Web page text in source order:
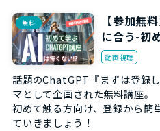
無料
【参加無
に合う-初
動画視聴
話題のChatGPT『まずは登録
マとして企画された無料講座。
初めて触る方向け、登録から簡
ていきましょう！